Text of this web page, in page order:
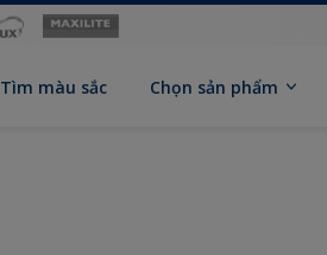
Tìm màu sắc Chọn sản phẩm